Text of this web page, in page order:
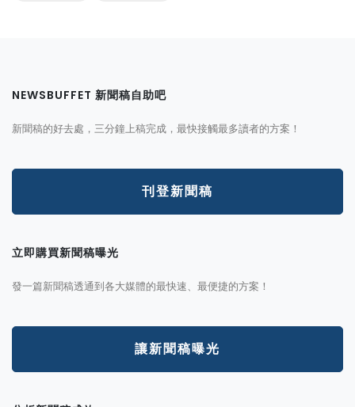
NEWSBUFFET 新聞稿自助吧
新聞稿的好去處，三分鐘上稿完成，最快接觸最多讀者的方案！
刊登新聞稿
立即購買新聞稿曝光
發一篇新聞稿透通到各大媒體的最快速、最便捷的方案！
讓新聞稿曝光